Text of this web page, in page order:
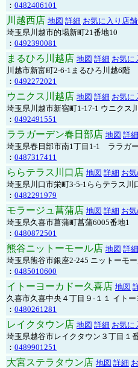
： 0482406101
川越西店 地図 詳細 お気に入り店
埼玉県川越市的場新町21番地10
： 0492390081
まるひろ川越店 地図 詳細 お気に
川越市新富町2-6-1まるひろ川越6階
： 0492272021
ウニクス川越店 地図 詳細 お気に
埼玉県川越市新宿町1-17-1 ウニクス
： 0492491551
ララガーデン春日部店 地図 詳細
埼玉県春日部市南1丁目1-1 ララガ
： 0487317411
ららテラス川口店 地図 詳細 お
埼玉県川口市栄町3-5-1ららテラス川
： 0482291979
モラージュ菖蒲店 地図 詳細 お
埼玉県久喜市菖蒲町菖蒲6005番地1
： 0480872501
熊谷ニットーモール店 地図 詳細
埼玉県熊谷市銀座2-245 ニットーモ
： 0485010600
イトーヨーカドー久喜店 地図
久喜市久喜中央４丁目９-１１ イト
： 0480261281
レイクタウン店 地図 詳細 お気に
埼玉県越谷市レイクタウン３丁目１
： 0489901251
大宮ステラタウン店 地図 詳細